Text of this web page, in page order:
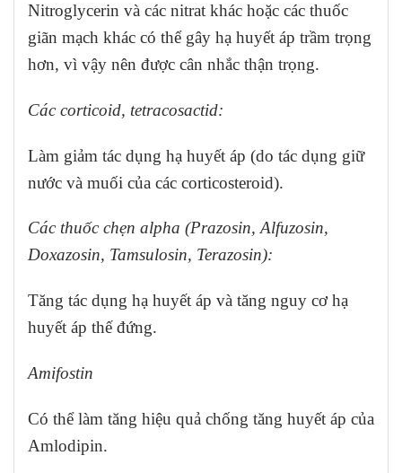
Nitroglycerin và các nitrat khác hoặc các thuốc
giãn mạch khác có thể gây hạ huyết áp trầm trọng
hơn, vì vậy nên được cân nhắc thận trọng.
Các corticoid, tetracosactid:
Làm giảm tác dụng hạ huyết áp (do tác dụng giữ
nước và muối của các corticosteroid).
Các thuốc chẹn alpha (Prazosin, Alfuzosin,
Doxazosin, Tamsulosin, Terazosin):
Tăng tác dụng hạ huyết áp và tăng nguy cơ hạ
huyết áp thế đứng.
Amifostin
Có thể làm tăng hiệu quả chống tăng huyết áp của
Amlodipin.